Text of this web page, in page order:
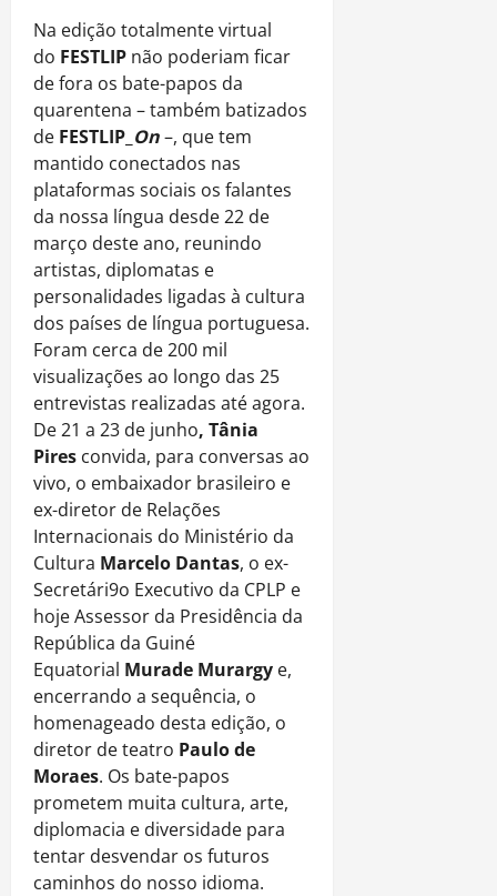
Na edição totalmente virtual
do FESTLIP não poderiam ficar
de fora os bate-papos da
quarentena – também batizados
de FESTLIP_ On–, que tem
mantido conectados nas
plataformas sociais os falantes
da nossa língua desde 22 de
março deste ano, reunindo
artistas, diplomatas e
personalidades ligadas à cultura
dos países de língua portuguesa.
Foram cerca de 200 mil
visualizações ao longo das 25
entrevistas realizadas até agora.
De 21 a 23 de junho, Tânia
Pires convida, para conversas ao
vivo, o embaixador brasileiro e
ex-diretor de Relações
Internacionais do Ministério da
Cultura Marcelo Dantas, o ex-
Secretári9o Executivo da CPLP e
hoje Assessor da Presidência da
República da Guiné
Equatorial Murade Murargy e,
encerrando a sequência, o
homenageado desta edição, o
diretor de teatro Paulo de
Moraes. Os bate-papos
prometem muita cultura, arte,
diplomacia e diversidade para
tentar desvendar os futuros
caminhos do nosso idioma.